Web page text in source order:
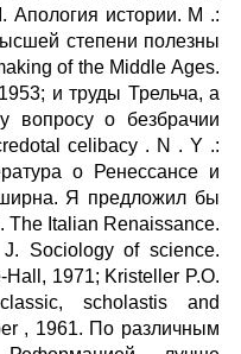
Апология истории. М .:
степени полезны
of the Middle Ages.
и труды Трельча, а
вопросу о безбрачии
celibacy . N . Y .:
о Ренессансе и
Я предложил бы
Italian Renaissance.
Sociology of science.
1971; Kristeller P.O.
scholastis and
, 1961. По различным